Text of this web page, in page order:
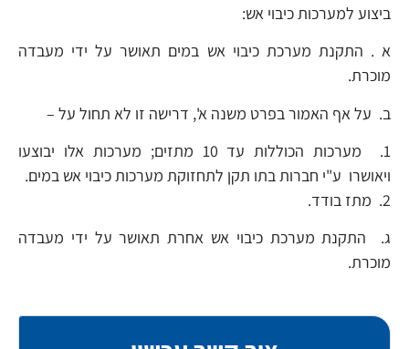
ביצוע למערכות כיבוי אש:
א . התקנת מערכת כיבוי אש במים תאושר על ידי מעבדה
מוכרת.
ב. על אף האמור בפרט משנה א', דרישה זו לא תחול על –
1. מערכות הכוללות עד 10 מתזים; מערכות אלו יבוצעו
ויאושרו ע"י חברות בתו תקן לתחזוקת מערכות כיבוי אש במים.
2. מתז בודד.
ג. התקנת מערכת כיבוי אש אחרת תאושר על ידי מעבדה
מוכרת.